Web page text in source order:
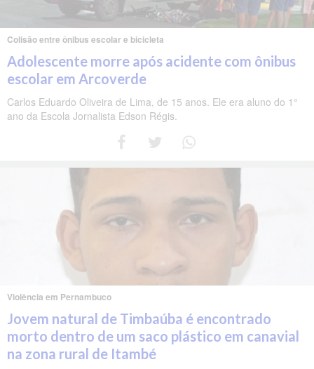
Colisão entre ônibus escolar e bicicleta
Adolescente morre após acidente com ônibus
escolar em Arcoverde
Carlos Eduardo Oliveira de Lima, de 15 anos. Ele era aluno do 1°
ano da Escola Jornalista Edson Régis.
Violência em Pernambuco
Jovem natural de Timbaúba é encontrado
morto dentro de um saco plástico em canavial
na zona rural de Itambé